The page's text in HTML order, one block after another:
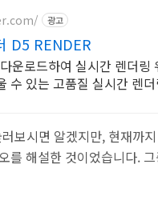
광고
D5 RENDER
운로드하여 실시간 렌더링
수 있는 고품질 실시간 렌
보시면 알겠지만, 현재까
를 해설한 것이었습니다.